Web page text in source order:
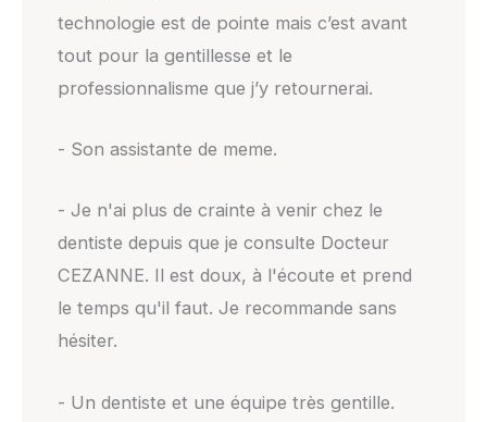
technologie est de pointe mais c’est avant
tout pour la gentillesse et le
professionnalisme que j’y retournerai.
- Son assistante de meme.
- Je n'ai plus de crainte à venir chez le
dentiste depuis que je consulte Docteur
CEZANNE. Il est doux, à l'écoute et prend
le temps qu'il faut. Je recommande sans
hésiter.
- Un dentiste et une équipe très gentille.